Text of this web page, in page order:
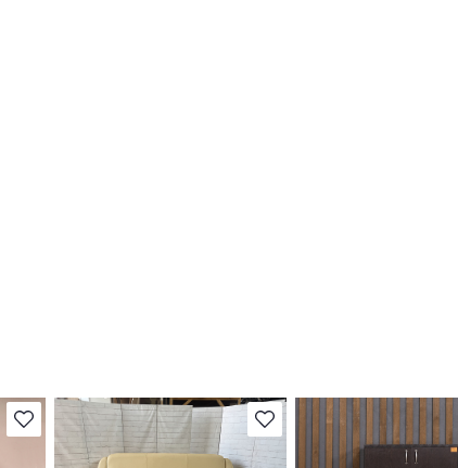
В избранное В избранное
Степень износа находится на
стадии проверки. Вы можете
Степень износа
стадии проверки. Вы